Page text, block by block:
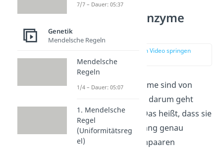
Restriktionsenzyme
Bedeutung
zur Stelle im Video springen
(00:47)
Die Restriktionsenzyme sind von
Bedeutung, wenn es darum geht
DNA zu schneiden. Das heißt, dass sie
den DNA-Doppelstrang genau
zwischen zwei Basenpaaren
7/7 – Dauer: 05:37
Genetik
Mendelsche Regeln
Mendelsche
Regeln
1/4 – Dauer: 05:07
1. Mendelsche
Regel
(Uniformitätsreg
el)